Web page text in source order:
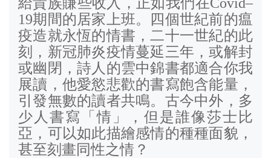
19期間的居家上班。四個世紀前的瘟
疫造就永恆的情書，二十一世紀的此
刻，新冠肺炎疫情蔓延三年，或解封
或幽閉，詩人的雲中錦書都適合你我
展讀，他愛慾悲歡的書寫飽含能量，
引發無數的讀者共鳴。古今中外，多
少人書寫「情」，但是誰像莎士比
亞，可以如此描繪感情的種種面貌，
甚至刻畫同性之情？